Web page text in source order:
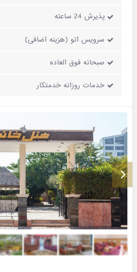
پذیرش 24 ساعته
سرویس اتو (هزینه اضافی)
صبحانه فوق العاده
خدمات روزانه خدمتکار